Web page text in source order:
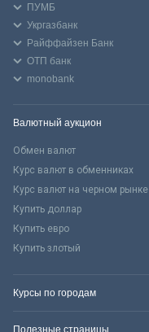
ПУМБ
Укргазбанк
Райффайзен Банк
ОТП банк
monobank
Валютный аукцион
Обмен валют
Курс валют в обменниках
Курс валют на черном рынке
Купить доллар
Купить евро
Купить злотый
Курсы по городам
Полезные страницы